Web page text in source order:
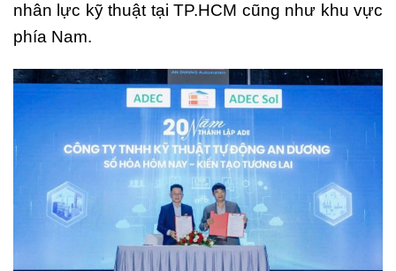
nhân lực kỹ thuật tại TP.HCM cũng như khu vực
phía Nam.